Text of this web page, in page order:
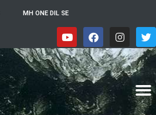
MH ONE DIL SE